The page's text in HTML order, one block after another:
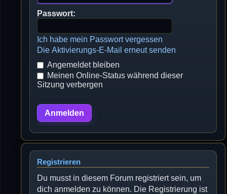
Passwort:
Ich habe mein Passwort vergessen
Die Aktivierungs-E-Mail erneut senden
Angemeldet bleiben
Meinen Online-Status während dieser
Sitzung verbergen
Registrieren
Du musst in diesem Forum registriert sein, um
dich anmelden zu können. Die Registrierung ist